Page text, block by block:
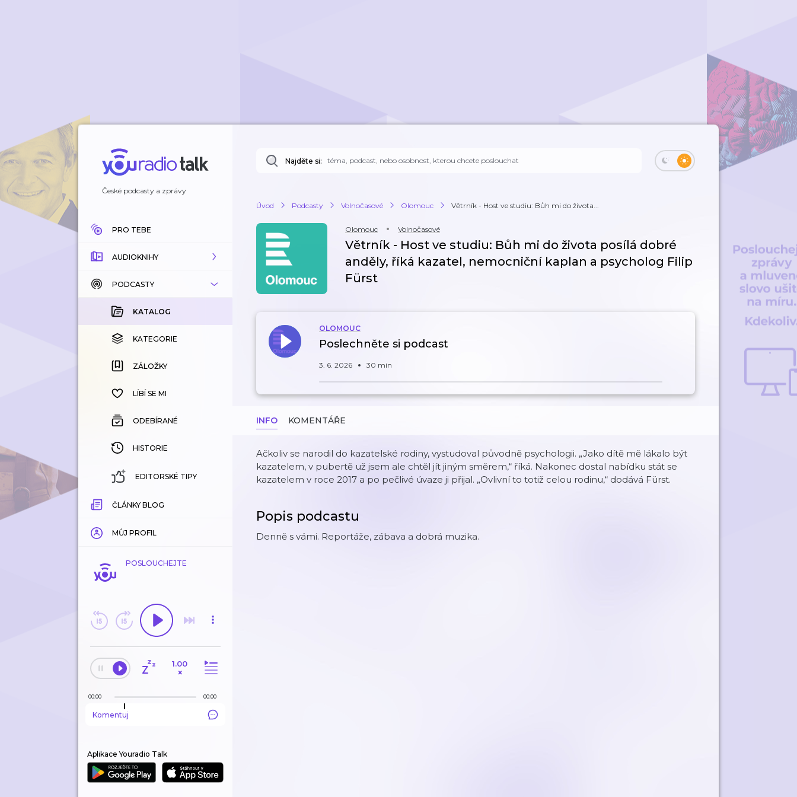
České podcasty a zprávy
PRO TEBE
AUDIOKNIHY
KATALOG
KOUPENÉ
KATEGORIE
ZÁLOŽKY
HISTORIE
PODCASTY
KATALOG
KATEGORIE
ZÁLOŽKY
LÍBÍ SE MI
ODEBÍRANÉ
HISTORIE
EDITORSKÉ TIPY
ČLÁNKY BLOG
MŮJ PROFIL
POSLOUCHEJTE
1.00
×
00:00 00:00
Komentuj
Aplikace Youradio Talk
Najděte si:
Úvod Podcasty Volnočasové Olomouc Větrník - Host ve studiu: Bůh mi do života...
Olomouc Volnočasové
Větrník - Host ve studiu: Bůh mi do života posílá dobré
anděly, říká kazatel, nemocniční kaplan a psycholog Filip
Fürst
OLOMOUC
Poslechněte si podcast
3. 6. 2026 30 min
INFO KOMENTÁŘE
Ačkoliv se narodil do kazatelské rodiny, vystudoval původně psychologii. „Jako dítě mě lákalo být
kazatelem, v pubertě už jsem ale chtěl jít jiným směrem,“ říká. Nakonec dostal nabídku stát se
kazatelem v roce 2017 a po pečlivé úvaze ji přijal. „Ovlivní to totiž celou rodinu,“ dodává Fürst.
Popis podcastu
Denně s vámi. Reportáže, zábava a dobrá muzika.